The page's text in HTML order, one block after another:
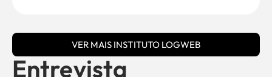
VER MAIS INSTITUTO LOGWEB
Entrevista